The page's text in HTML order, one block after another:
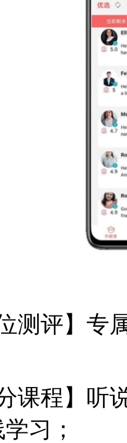
测评】专
课程】听
习；